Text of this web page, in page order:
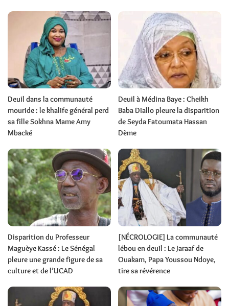
Deuil dans la communauté
mouride : le khalife général perd
sa fille Sokhna Mame Amy
Mbacké
Deuil à Médina Baye : Cheikh
Baba Diallo pleure la disparition
de Seyda Fatoumata Hassan
Dème
Disparition du Professeur
Maguèye Kassé : Le Sénégal
pleure une grande figure de sa
culture et de l’UCAD
[NÉCROLOGIE] La communauté
lébou en deuil : Le Jaraaf de
Ouakam, Papa Youssou Ndoye,
tire sa révérence